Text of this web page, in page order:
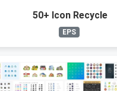
50+ Icon Recycle
EPS